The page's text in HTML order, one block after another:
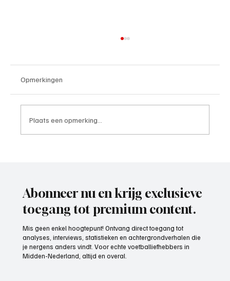
Opmerkingen
Plaats een opmerking...
Abonneer nu en krijg exclusieve
toegang tot premium content.
Mis geen enkel hoogtepunt! Ontvang direct toegang tot
analyses, interviews, statistieken en achtergrondverhalen die
je nergens anders vindt. Voor echte voetballiefhebbers in
Midden-Nederland, altijd en overal.